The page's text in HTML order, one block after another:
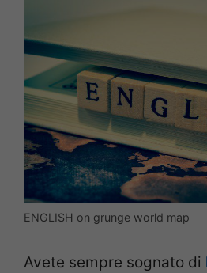
ENGLISH on grunge world map
Avete sempre sognato di